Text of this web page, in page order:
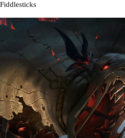
Fiddlesticks